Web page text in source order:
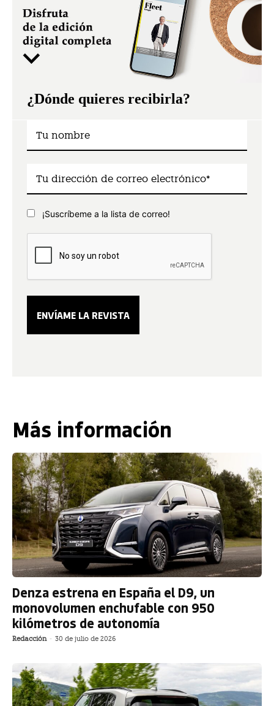
¿Dónde quieres recibirla?
¡Suscríbeme a la lista de correo!
Más información
Denza estrena en España el D9, un
monovolumen enchufable con 950
kilómetros de autonomía
Redacción - 30 de julio de 2026